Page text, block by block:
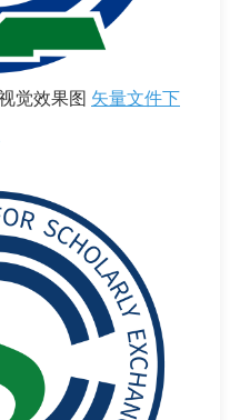
觉效果图 矢量文件下